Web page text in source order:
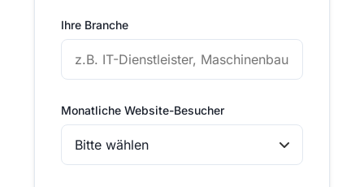
Ihre Branche
Monatliche Website-Besucher